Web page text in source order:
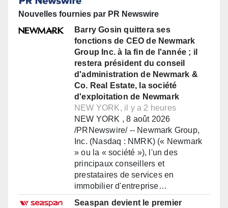
Nouvelles fournies par PR Newswire
Barry Gosin quittera ses
fonctions de CEO de Newmark
Group Inc. à la fin de l'année ; il
restera président du conseil
d'administration de Newmark &
Co. Real Estate, la société
d'exploitation de Newmark
NEW YORK, il y a 2 heures
NEW YORK , 8 août 2026
/PRNewswire/ -- Newmark Group,
Inc. (Nasdaq : NMRK) (« Newmark
» ou la « société »), l'un des
principaux conseillers et
prestataires de services en
immobilier d'entreprise…
Seaspan devient le premier